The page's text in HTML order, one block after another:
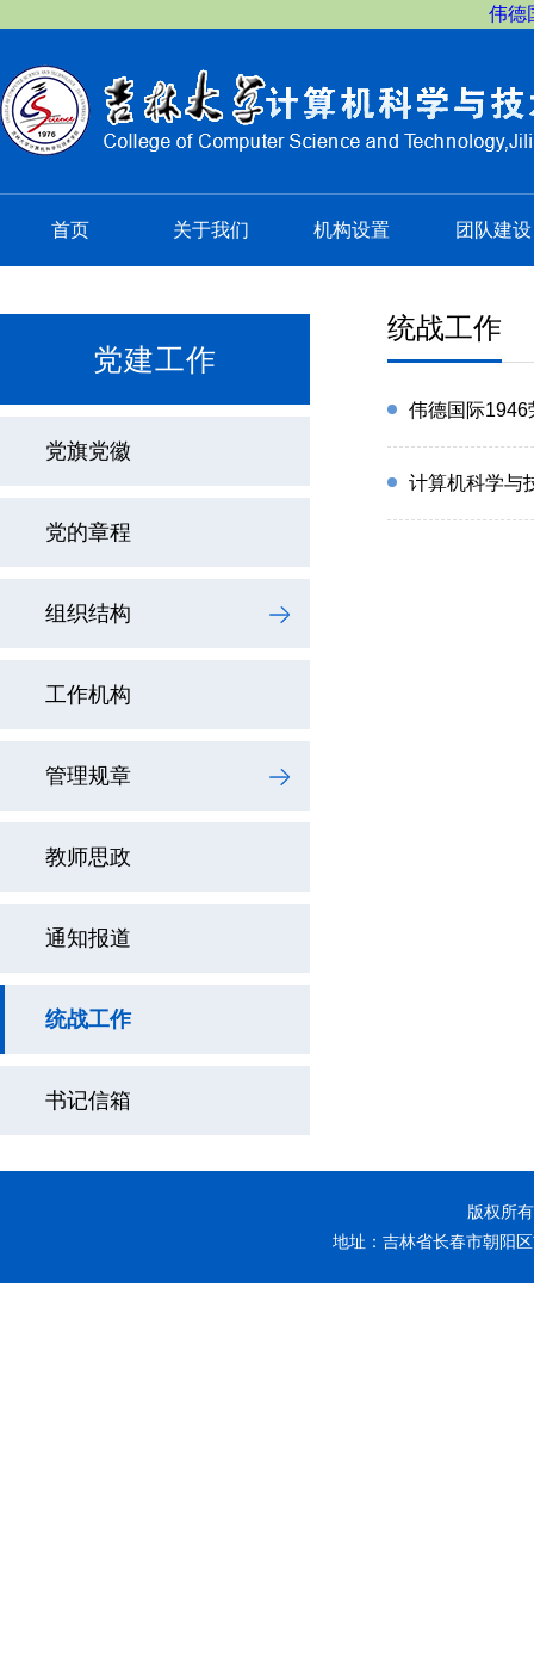
伟德
首页 关于我们 机构设置 团队建设
党建工作
党旗党徽
党的章程
组织结构
工作机构
管理规章
教师思政
通知报道
统战工作
书记信箱
统战工作
伟德国际1946
计算机科学与
版权所
地址：吉林省长春市朝阳